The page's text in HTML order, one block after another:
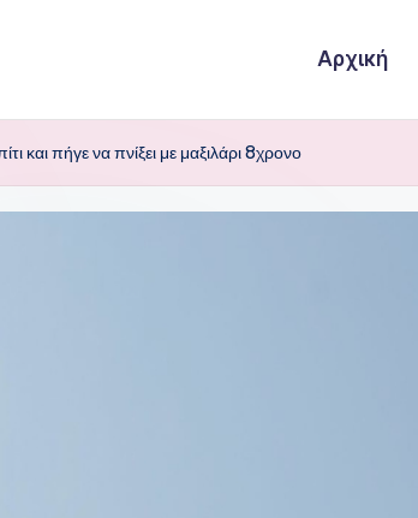
Αρχική
και πήγε να πνίξει με μαξιλάρι 8χρονο